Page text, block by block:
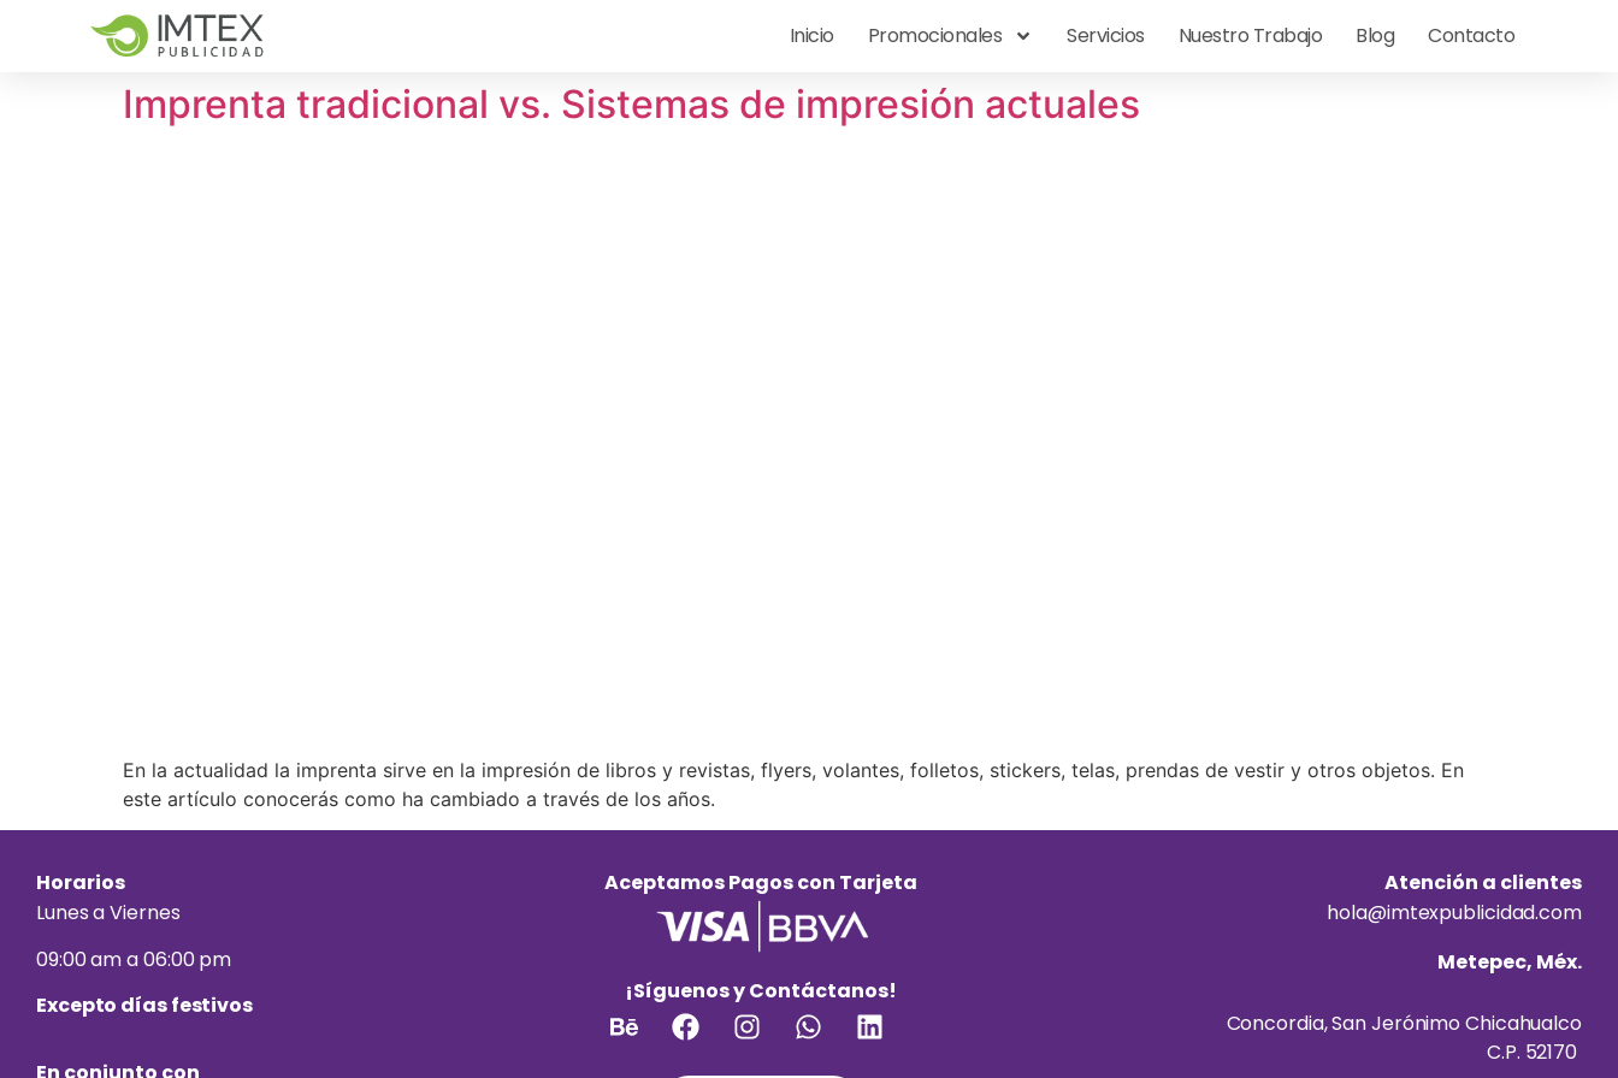
Inicio Promocionales Servicios Nuestro Trabajo Blog Contacto
Imprenta tradicional vs. Sistemas de impresión actuales
En la actualidad la imprenta sirve en la impresión de libros y revistas, flyers, volantes, folletos, stickers, telas, prendas de vestir y otros objetos. En
este artículo conocerás como ha cambiado a través de los años.
Horarios
Lunes a Viernes
09:00 am a 06:00 pm
Excepto días festivos
En conjunto con
Aceptamos Pagos con Tarjeta
¡Síguenos y Contáctanos!
Atención a clientes
hola@imtexpublicidad.com
Metepec, Méx.
Concordia, San Jerónimo Chicahualco
C.P. 52170